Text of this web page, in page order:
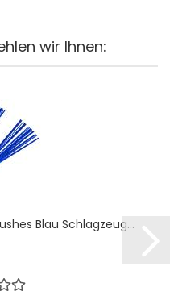
wir Ihnen:
Blau Schlagzeug...